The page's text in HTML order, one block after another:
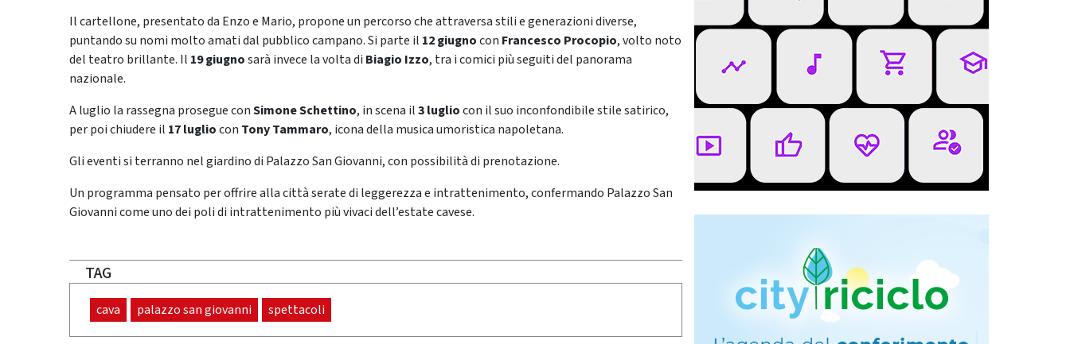
Il cartellone, presentato da Enzo e Mario, propone un percorso che attraversa stili e generazioni diverse,
puntando su nomi molto amati dal pubblico campano. Si parte il 12 giugnocon Francesco Procopio, volto noto
del teatro brillante. Il 19 giugnosarà invece la volta di Biagio Izzo, tra i comici più seguiti del panorama
nazionale.
A luglio la rassegna prosegue conSimone Schettino, in scena il3 lugliocon il suo inconfondibile stile satirico,
per poi chiudere il 17 lugliocon Tony Tammaro, icona della musica umoristica napoletana.
Gli eventi si terranno nel giardino di Palazzo San Giovanni, con possibilità di prenotazione.
Un programma pensato per offrire alla città serate di leggerezza e intrattenimento, confermando Palazzo San
Giovanni come uno dei poli di intrattenimento più vivaci dell’estate cavese.
TAG
cava palazzo san giovanni spettacoli